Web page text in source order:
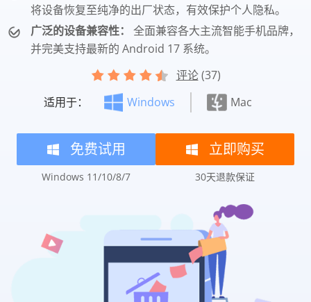
将设备恢复至纯净的出厂状态，有效保护个人隐私。
广泛的设备兼容性：
全面兼容各大主流智能手机品牌，
并完美支持最新的 Android 17 系统。
评论(37)
适用于：
Windows Mac
免费试用
Windows 11/10/8/7
立即购买
30天退款保证